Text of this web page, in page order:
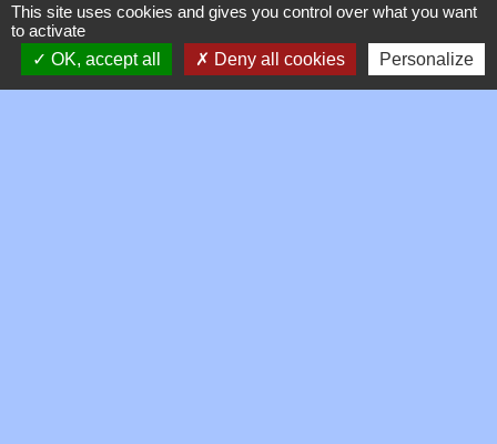
Contacts
This site uses cookies and gives you control over what you want
to activate
OK, accept all
Deny all cookies Personalize